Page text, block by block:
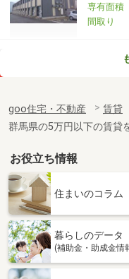
専有面積
間取り
専有面積
間取り
群馬県高崎市八幡町
価 格
専有面積
間取り
群馬県伊勢崎市西久保
goo住宅・不動産 賃貸
群馬県の5万円以下の賃貸
お役立ち情報
住まいのコラム
暮らしのデータ
(補助金・助成金情